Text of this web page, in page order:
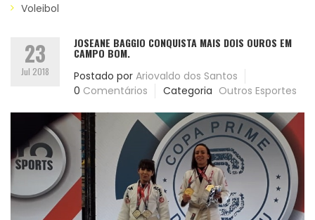
Voleibol
23
Jul 2018
JOSEANE BAGGIO CONQUISTA MAIS DOIS OUROS EM
CAMPO BOM.
Postado por Ariovaldo dos Santos
0 Comentários Categoria Outros Esportes